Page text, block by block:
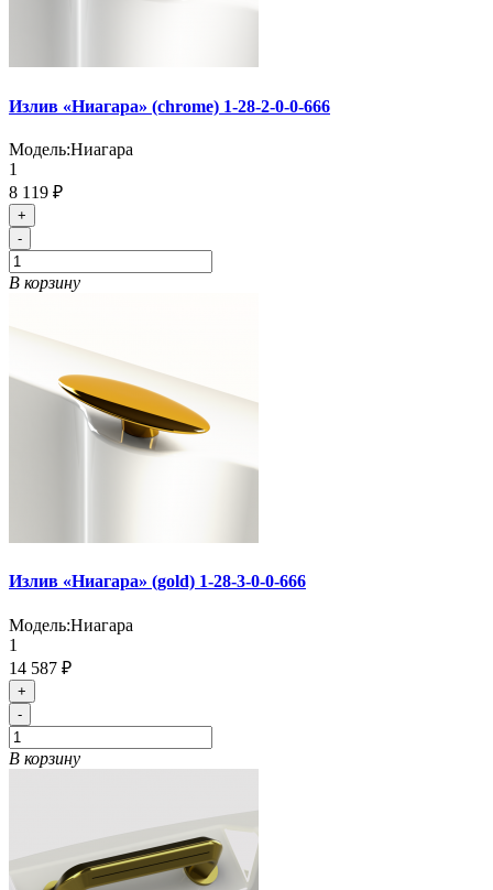
Излив «Ниагара» (chrome) 1-28-2-0-0-666
Модель:Ниагара
1
8 119 ₽
+
-
В корзину
Излив «Ниагара» (gold) 1-28-3-0-0-666
Модель:Ниагара
1
14 587 ₽
+
-
В корзину